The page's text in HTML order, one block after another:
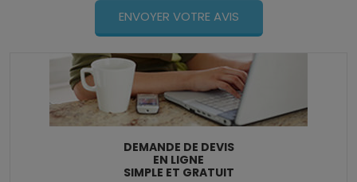
DEMANDE DE DEVIS
EN LIGNE
SIMPLE ET GRATUIT